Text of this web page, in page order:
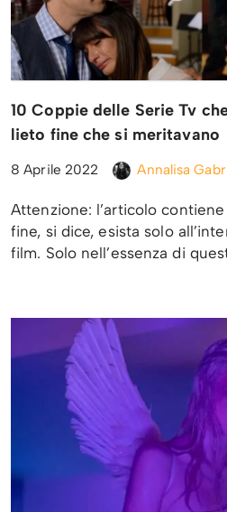
10 Coppie delle Serie Tv
lieto fine che si meritavano
8 Aprile 2022 Annalisa
Attenzione: l’articolo
fine, si dice, esista solo
film. Solo nell’essenza di